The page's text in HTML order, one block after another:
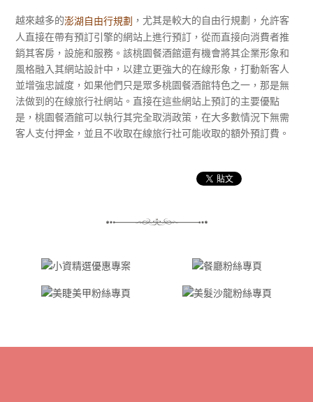
越來越多的澎湖自由行規劃 ，尤其是較大的自由行規劃，允許客
人直接在帶有預訂引擎的網站上進行預訂，從而直接向消費者推
銷其客房，設施和服務。該桃園餐酒館還有機會將其企業形象和
風格融入其網站設計中，以建立更強大的在線形象，打動新客人
並增強忠誠度，如果他們只是眾多桃園餐酒館特色之一，那是無
法做到的在線旅行社網站。直接在這些網站上預訂的主要優點
是，桃園餐酒館可以執行其完全取消政策，在大多數情況下無需
客人支付押金，並且不收取在線旅行社可能收取的額外預訂費。